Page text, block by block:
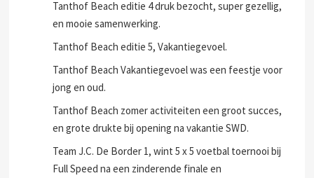
Tanthof Beach editie 4 druk bezocht, super gezellig,
en mooie samenwerking.
Tanthof Beach editie 5, Vakantiegevoel.
Tanthof Beach Vakantiegevoel was een feestje voor
jong en oud.
Tanthof Beach zomer activiteiten een groot succes,
en grote drukte bij opening na vakantie SWD.
Team J.C. De Border 1, wint 5 x 5 voetbal toernooi bij
Full Speed na een zinderende finale en